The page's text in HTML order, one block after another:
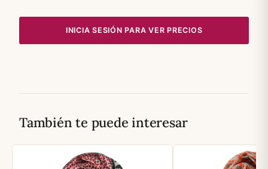
INICIA SESIÓN PARA VER PRECIOS
También te puede interesar